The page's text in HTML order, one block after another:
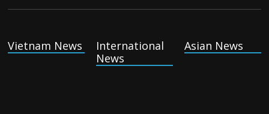
phát nổ tại một nhà hàng ở Moscow,
theo truyền thông nhà nước
Tuesday August 4th, 2026
Vietnam News
International
News
Asian News